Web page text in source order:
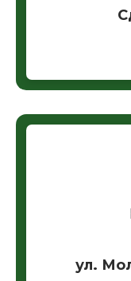
ул.